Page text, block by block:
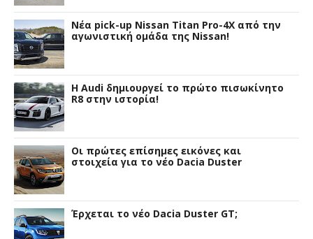
Νέα pick-up Nissan Titan Pro-4X από την
αγωνιστική ομάδα της Nissan!
Η Audi δημιουργεί το πρώτο πισωκίνητο
R8 στην ιστορία!
Οι πρώτες επίσημες εικόνες και
στοιχεία για το νέο Dacia Duster
Έρχεται το νέο Dacia Duster GT;